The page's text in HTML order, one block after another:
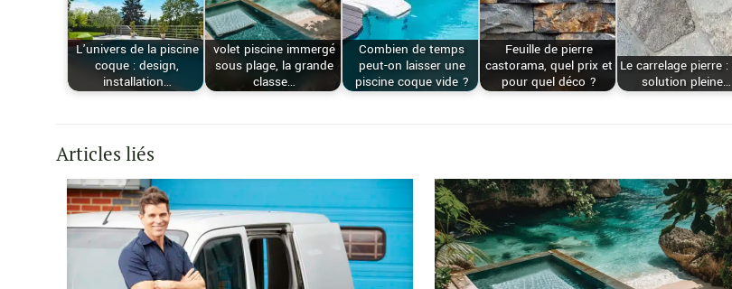
L’univers de la piscine
coque : design,
installation…
volet piscine immergé
sous plage, la grande
classe…
Combien de temps
peut-on laisser une
piscine coque vide ?
Feuille de pierre
castorama, quel prix et
pour quel déco ?
Le carrelage pierre
solution pleine…
Articles liés